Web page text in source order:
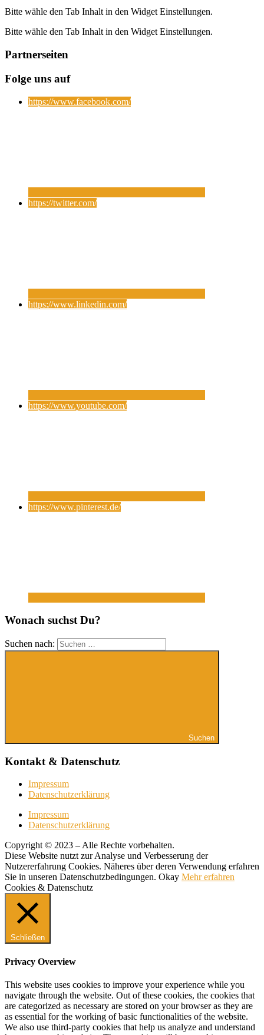
Bitte wähle den Tab Inhalt in den Widget Einstellungen.
Bitte wähle den Tab Inhalt in den Widget Einstellungen.
Partnerseiten
Folge uns auf
https://www.facebook.com/
https://twitter.com/
https://www.linkedin.com/
https://www.youtube.com/
https://www.pinterest.de/
Wonach suchst Du?
Suchen nach:
Suchen
Kontakt & Datenschutz
Impressum
Datenschutzerklärung
Impressum
Datenschutzerklärung
Copyright © 2023 – Alle Rechte vorbehalten.
Diese Website nutzt zur Analyse und Verbesserung der
Nutzererfahrung Cookies. Näheres über deren Verwendung erfahren
Sie in unseren Datenschutzbedingungen. Okay Mehr erfahren
Cookies & Datenschutz
Schließen
Privacy Overview
This website uses cookies to improve your experience while you
navigate through the website. Out of these cookies, the cookies that
are categorized as necessary are stored on your browser as they are
as essential for the working of basic functionalities of the website.
We also use third-party cookies that help us analyze and understand